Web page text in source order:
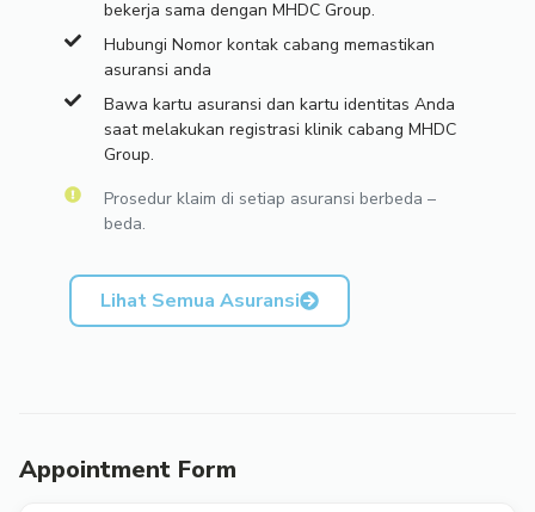
bekerja sama dengan MHDC Group.
Hubungi Nomor kontak cabang memastikan
asuransi anda
Bawa kartu asuransi dan kartu identitas Anda
saat melakukan registrasi klinik cabang MHDC
Group.
Prosedur klaim di setiap asuransi berbeda –
beda.
Lihat Semua Asuransi
Appointment Form